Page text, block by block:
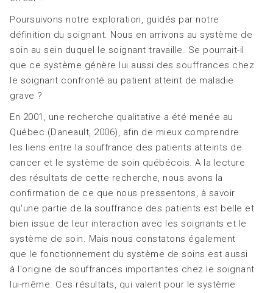
Poursuivons notre exploration, guidés par notre
définition du soignant. Nous en arrivons au système de
soin au sein duquel le soignant travaille. Se pourrait-il
que ce système génère lui aussi des souffrances chez
le soignant confronté au patient atteint de maladie
grave ?
En 2001, une recherche qualitative a été menée au
Québec (Daneault, 2006), afin de mieux comprendre
les liens entre la souffrance des patients atteints de
cancer et le système de soin québécois. A la lecture
des résultats de cette recherche, nous avons la
confirmation de ce que nous pressentons, à savoir
qu'une partie de la souffrance des patients est belle et
bien issue de leur interaction avec les soignants et le
système de soin. Mais nous constatons également
que le fonctionnement du système de soins est aussi
à l'origine de souffrances importantes chez le soignant
lui-même. Ces résultats, qui valent pour le système